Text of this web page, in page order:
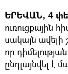
ԵՐԵՎԱՆ, 4
ուռուցքային
սակայն ավելի
որ
ընդլայնվել է